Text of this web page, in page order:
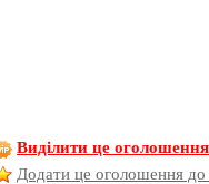
Виділити це оголошення
Додати це оголошення до